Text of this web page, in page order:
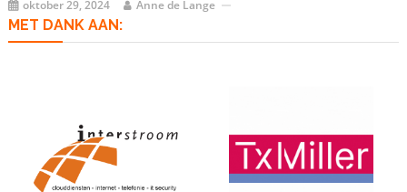
oktober 29, 2024 Anne de Lange
MET DANK AAN: